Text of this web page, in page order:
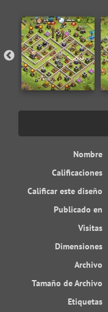
Nombre
Calificaciones
Calificar este diseño
Publicado en
Visitas
Dimensiones
Archivo
Tamaño de Archivo
Etiquetas